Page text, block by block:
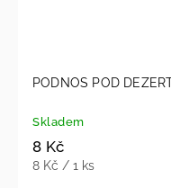
PODNOS POD
Skladem
8 Kč
8 Kč / 1 ks